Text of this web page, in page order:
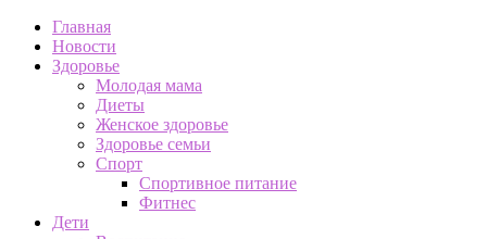
Главная
Новости
Здоровье
Молодая мама
Диеты
Женское здоровье
Здоровье семьи
Спорт
Спортивное питание
Фитнес
Дети